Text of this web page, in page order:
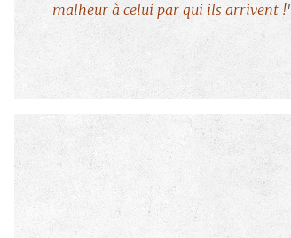
malheur à celui par qui ils arrivent !'